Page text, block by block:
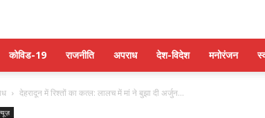
कोविड-19 राजनीति अपराध देश-विदेश मनोरंजन
देहरादून में रिश्तों का कत्ल: लालच में मां ने बुझा दी अर्जुन...